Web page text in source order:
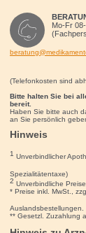
Mo-Fr
(Telefonkosten sind
Bitte halten Sie bei
bereit.
Haben Sie bitte auch
an Sie persönlich
Hinweis
1 Unverbindlicher
Spezialitätentaxe)
2 Unverbindliche
* Preise inkl. MwSt.,
Auslandsbestellungen.
** Gesetzl. Zuzahlung